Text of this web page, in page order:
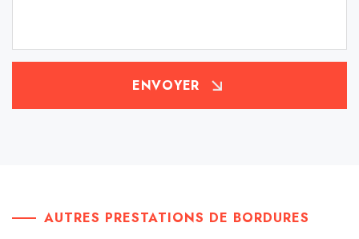
ENVOYER
AUTRES PRESTATIONS DE BORDURES